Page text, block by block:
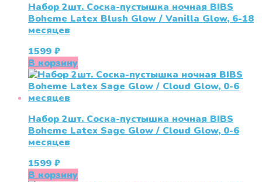
Набор 2шт. Соска-пустышка ночная BIBS
Boheme Latex Blush Glow / Vanilla Glow, 6-18
месяцев
1599 ₽
В корзину
Набор 2шт. Соска-пустышка ночная BIBS
Boheme Latex Sage Glow / Cloud Glow, 0-6
месяцев
1599 ₽
В корзину